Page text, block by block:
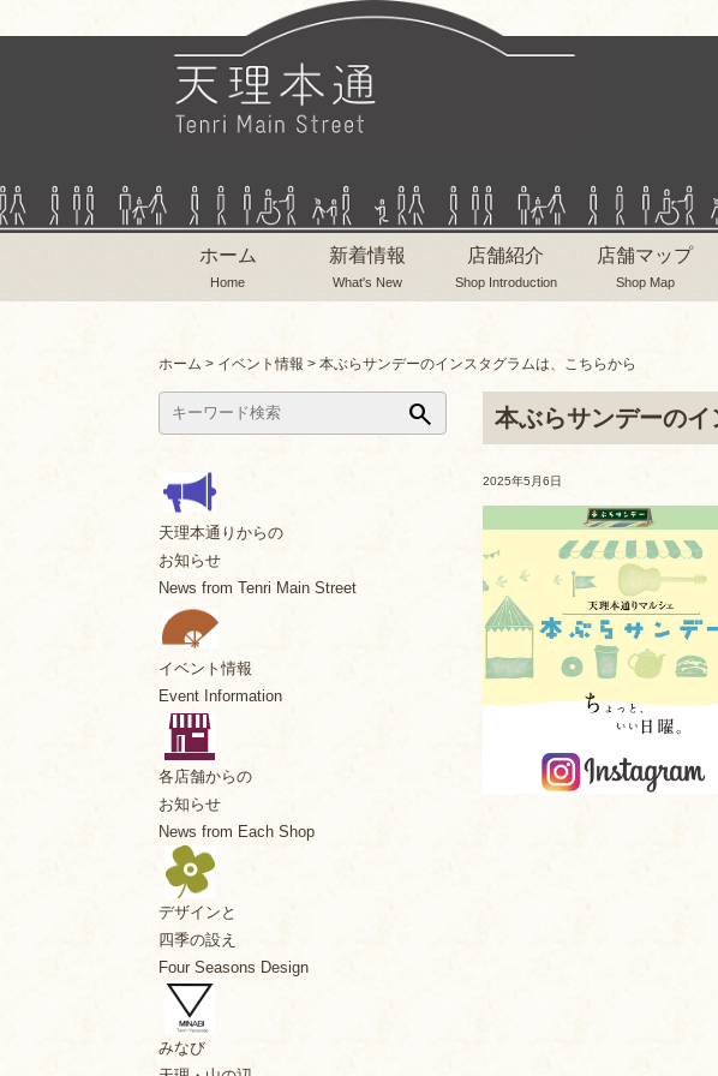
ホーム
Home
新着情報
What's New
店舗紹介
Shop Introduction
店舗マップ
Shop Map
ホーム > イベント情報 > 本ぶらサンデーのインスタグラムは、こちらから
本ぶらサンデーの
2025年5月6日
search
天理本通りからの
お知らせ
News from Tenri Main Street
イベント情報
Event Information
各店舗からの
お知らせ
News from Each Shop
デザインと
四季の設え
Four Seasons Design
みなび